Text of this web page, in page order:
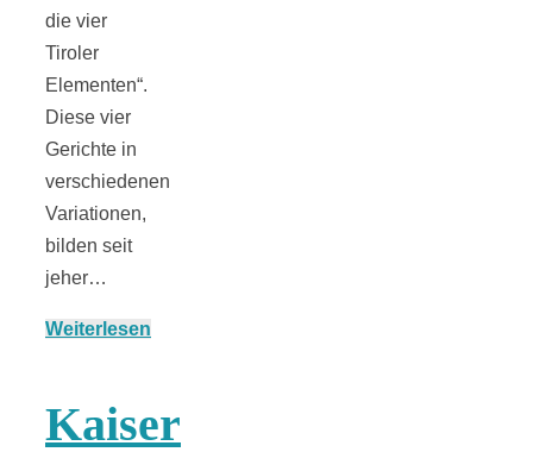
die vier
Tiroler
Elementen“.
Diese vier
Gerichte in
verschiedenen
Variationen,
bilden seit
jeher…
Weiterlesen
Kaiser